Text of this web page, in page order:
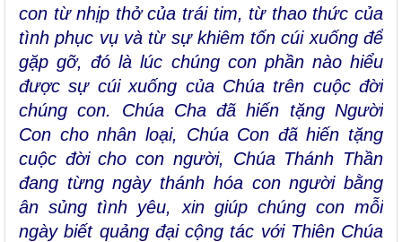
con từ nhịp thở của trái tim, từ thao thức của
tình phục vụ và từ sự khiêm tốn cúi xuống để
gặp gỡ, đó là lúc chúng con phần nào hiểu
được sự cúi xuống của Chúa trên cuộc đời
chúng con. Chúa Cha đã hiến tặng Người
Con cho nhân loại, Chúa Con đã hiến tặng
cuộc đời cho con người, Chúa Thánh Thần
đang từng ngày thánh hóa con người bằng
ân sủng tình yêu, xin giúp chúng con mỗi
ngày biết quảng đại cộng tác với Thiên Chúa